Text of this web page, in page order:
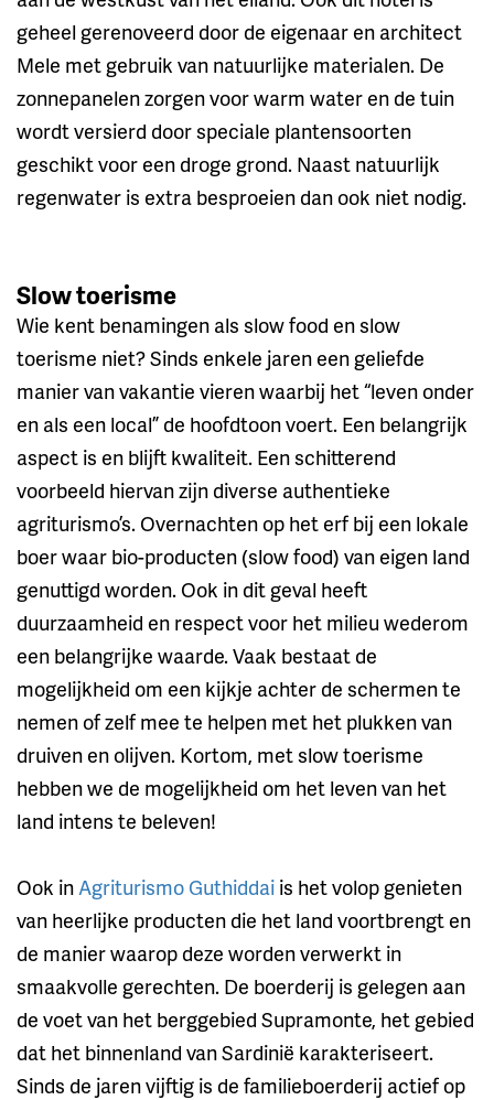
geheel gerenoveerd door de eigenaar en architect
Mele met gebruik van natuurlijke materialen. De
zonnepanelen zorgen voor warm water en de tuin
wordt versierd door speciale plantensoorten
geschikt voor een droge grond. Naast natuurlijk
regenwater is extra besproeien dan ook niet nodig.
Slow toerisme
Wie kent benamingen als slow food en slow
toerisme niet? Sinds enkele jaren een geliefde
manier van vakantie vieren waarbij het “leven onder
en als een local” de hoofdtoon voert. Een belangrijk
aspect is en blijft kwaliteit. Een schitterend
voorbeeld hiervan zijn diverse authentieke
agriturismo’s. Overnachten op het erf bij een lokale
boer waar bio-producten (slow food) van eigen land
genuttigd worden. Ook in dit geval heeft
duurzaamheid en respect voor het milieu wederom
een belangrijke waarde. Vaak bestaat de
mogelijkheid om een kijkje achter de schermen te
nemen of zelf mee te helpen met het plukken van
druiven en olijven. Kortom, met slow toerisme
hebben we de mogelijkheid om het leven van het
land intens te beleven!
Ook in Agriturismo Guthiddai is het volop genieten
van heerlijke producten die het land voortbrengt en
de manier waarop deze worden verwerkt in
smaakvolle gerechten. De boerderij is gelegen aan
de voet van het berggebied Supramonte, het gebied
dat het binnenland van Sardinië karakteriseert.
Sinds de jaren vijftig is de familieboerderij actief op